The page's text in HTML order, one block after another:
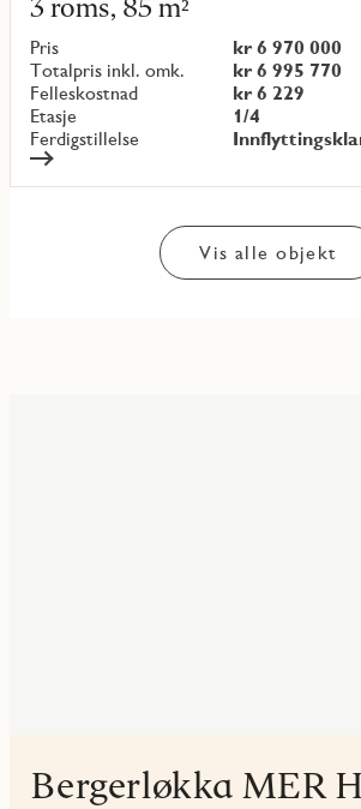
3 roms, 85 m²
Pris
kr 6 970 000
Totalpris inkl. omk.
kr 6 995 770
Felleskostnad
kr 6 229
Etasje
1/4
Ferdigstillelse
om
objekt
{objectNumber}
Vis alle objekt
Bergerløkka MER